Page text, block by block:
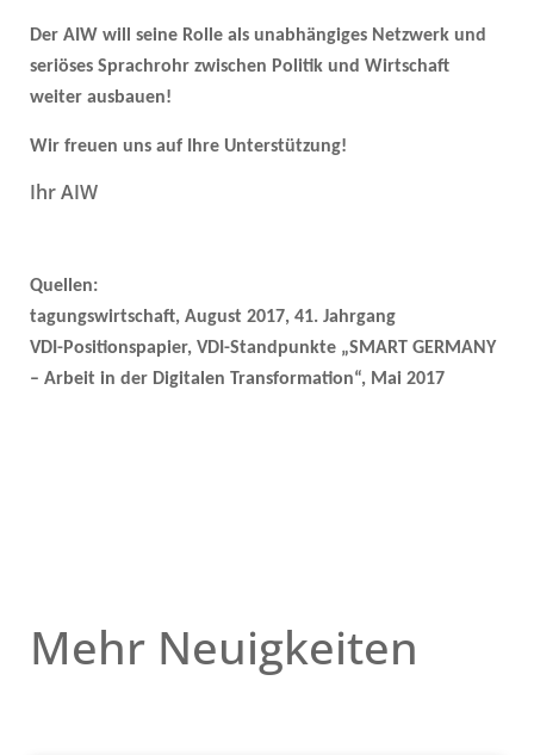
Der AIW will seine Rolle als unabhängiges Netzwerk und
seriöses Sprachrohr zwischen Politik und Wirtschaft
weiter ausbauen!
Wir freuen uns auf Ihre Unterstützung!
Ihr AIW
Quellen:
tagungswirtschaft, August 2017, 41. Jahrgang
VDI-Positionspapier, VDI-Standpunkte „SMART GERMANY
– Arbeit in der Digitalen Transformation“, Mai 2017
Mehr Neuigkeiten